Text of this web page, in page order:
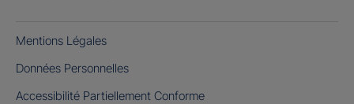
Mentions Légales
Données Personnelles
Accessibilité Partiellement Conforme